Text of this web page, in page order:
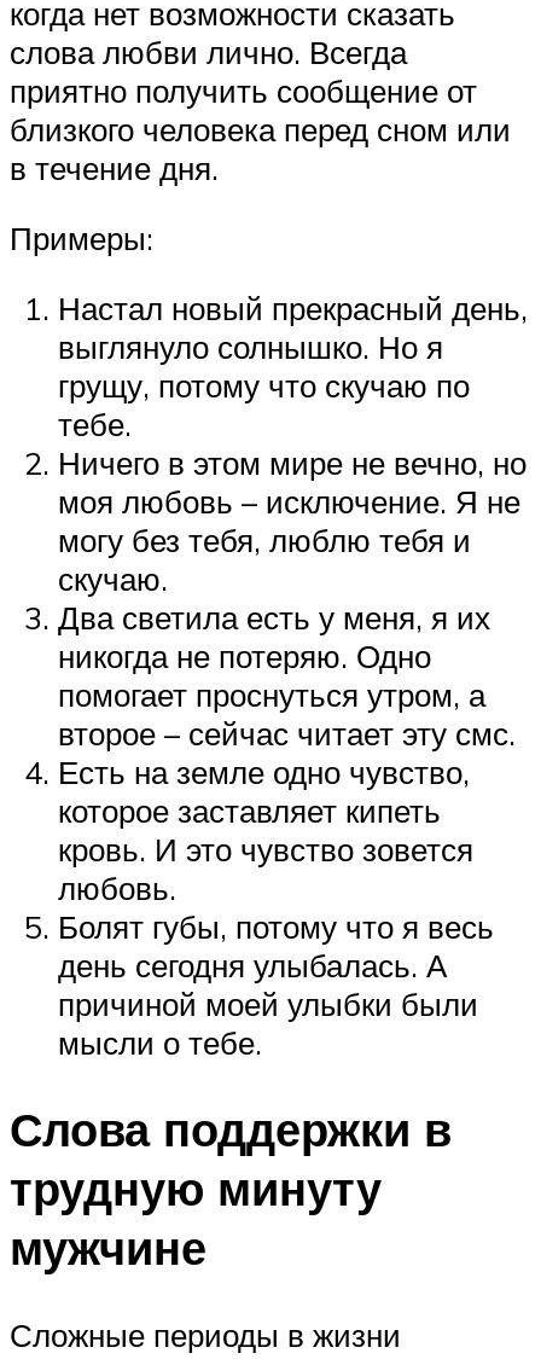
когда нет возможности сказать
слова любви лично. Всегда
приятно получить сообщение от
близкого человека перед сном или
в течение дня.
Примеры:
Настал новый прекрасный день,
выглянуло солнышко. Но я
грущу, потому что скучаю по
тебе.
Ничего в этом мире не вечно, но
моя любовь – исключение. Я не
могу без тебя, люблю тебя и
скучаю.
Два светила есть у меня, я их
никогда не потеряю. Одно
помогает проснуться утром, а
второе – сейчас читает эту смс.
Есть на земле одно чувство,
которое заставляет кипеть
кровь. И это чувство зовется
любовь.
Болят губы, потому что я весь
день сегодня улыбалась. А
причиной моей улыбки были
мысли о тебе.
Слова поддержки в
трудную минуту
мужчине
Сложные периоды в жизни